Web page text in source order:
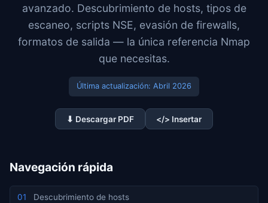
avanzado. Descubrimiento de hosts, tipos de
escaneo, scripts NSE, evasión de firewalls,
formatos de salida — la única referencia Nmap
que necesitas.
Última actualización: Abril 2026
⬇ Descargar PDF </> Insertar
Navegación rápida
01 Descubrimiento de hosts